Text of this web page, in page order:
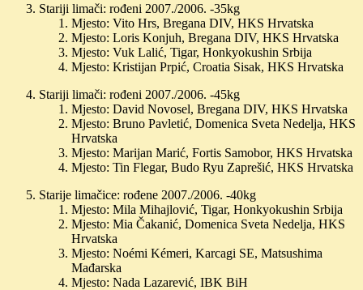
Stariji limači: rođeni 2007./2006. -35kg
Mjesto: Vito Hrs, Bregana DIV, HKS Hrvatska
Mjesto: Loris Konjuh, Bregana DIV, HKS Hrvatska
Mjesto: Vuk Lalić, Tigar, Honkyokushin Srbija
Mjesto: Kristijan Prpić, Croatia Sisak, HKS Hrvatska
Stariji limači: rođeni 2007./2006. -45kg
Mjesto: David Novosel, Bregana DIV, HKS Hrvatska
Mjesto: Bruno Pavletić, Domenica Sveta Nedelja, HKS
Hrvatska
Mjesto: Marijan Marić, Fortis Samobor, HKS Hrvatska
Mjesto: Tin Flegar, Budo Ryu Zaprešić, HKS Hrvatska
Starije limačice: rođene 2007./2006. -40kg
Mjesto: Mila Mihajlović, Tigar, Honkyokushin Srbija
Mjesto: Mia Čakanić, Domenica Sveta Nedelja, HKS
Hrvatska
Mjesto: Noémi Kémeri, Karcagi SE, Matsushima
Mađarska
Mjesto: Nada Lazarević, IBK BiH